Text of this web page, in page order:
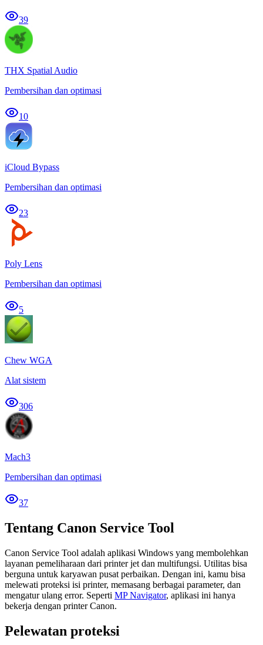
39
THX Spatial Audio
Pembersihan dan optimasi
10
iCloud Bypass
Pembersihan dan optimasi
23
Poly Lens
Pembersihan dan optimasi
5
Chew WGA
Alat sistem
306
Mach3
Pembersihan dan optimasi
37
Tentang Canon Service Tool
Canon Service Tool adalah aplikasi Windows yang membolehkan
layanan pemeliharaan dari printer jet dan multifungsi. Utilitas bisa
berguna untuk karyawan pusat perbaikan. Dengan ini, kamu bisa
melewati proteksi isi printer, memasang berbagai parameter, dan
mengatur ulang error. Seperti MP Navigator, aplikasi ini hanya
bekerja dengan printer Canon.
Pelewatan proteksi